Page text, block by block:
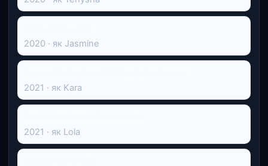
2020 · як Jasmine
2021 · як Kara
2021 · як Lola